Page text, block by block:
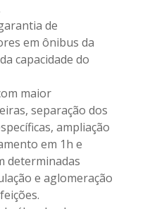
de
em ônibus da
capacidade do
maior
separação dos
ampliação
em 1h e
determinadas
e aglomeração